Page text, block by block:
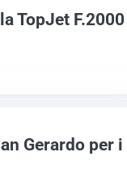
TopJet F.2000
Gerardo per i